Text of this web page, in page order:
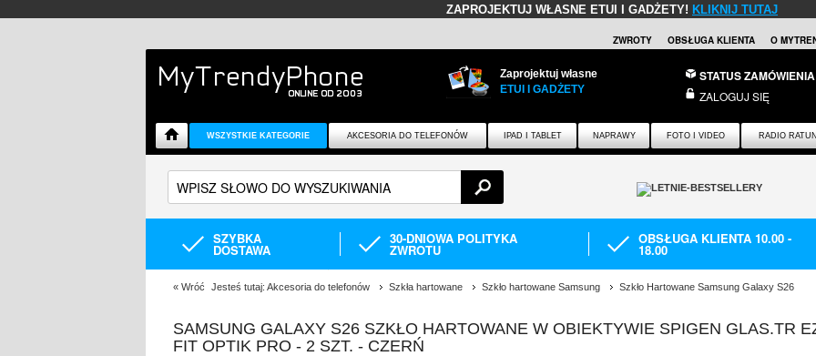
ZAPROJEKTUJ WŁASNE ETUI I GADŻETY! KLIKNIJ TUTAJ
ZWROTY OBSŁUGA KLIENTA O
Zaprojektuj własne
ETUI I GADŻETY
STATUS ZAMÓWIENIA
ZALOGUJ SIĘ
WSZYSTKIE KATEGORIE AKCESORIA DO TELEFONÓW IPAD I TABLET NAPRAWY FOTO I VIDEO RADIO
SZYBKA
DOSTAWA
30-DNIOWA POLITYKA
ZWROTU
OBSŁUGA KLIENTA 10.00 -
18.00
« Wróć Jesteś tutaj: Akcesoria do telefonów Szkła hartowane Szkło hartowane Samsung Szkło Hartowane Samsung Galaxy S26
SAMSUNG GALAXY S26 SZKŁO HARTOWANE W OBIEKTYWIE SPIGEN GLAS.TR
FIT OPTIK PRO - 2 SZT. - CZERŃ